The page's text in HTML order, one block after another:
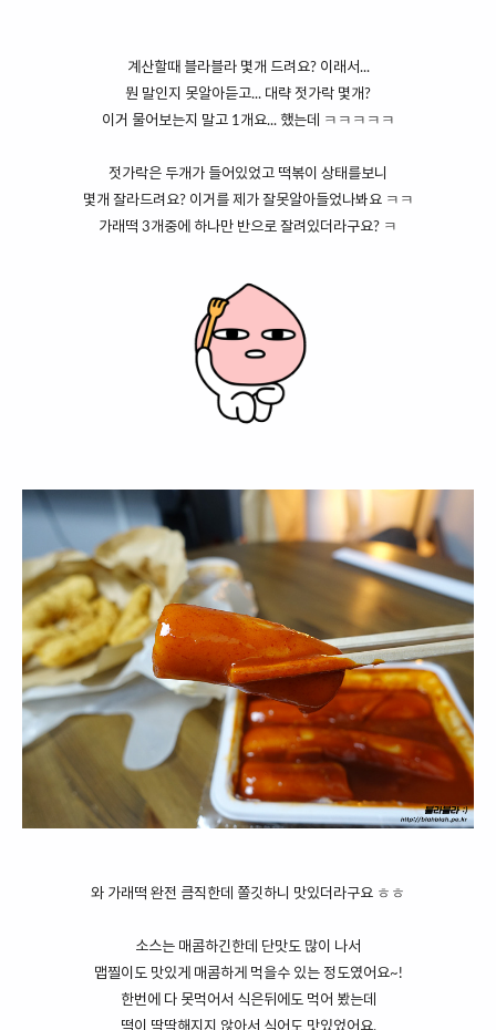
계산할때 블라블라 몇개 드려요? 이래서...
뭔 말인지 못알아듣고... 대략 젓가락 몇개?
이거 물어보는지 말고 1개요... 했는데 ㅋㅋㅋㅋㅋ
젓가락은 두개가 들어있었고 떡볶이 상태를보니
몇개 잘라드려요? 이거를 제가 잘못알아들었나봐요 ㅋㅋ
가래떡 3개중에 하나만 반으로 잘려있더라구요? ㅋ
와 가래떡 완전 큼직한데 쫄깃하니 맛있더라구요 ㅎㅎ
소스는 매콤하긴한데 단맛도 많이 나서
맵찔이도 맛있게 매콤하게 먹을수 있는 정도였어요~!
한번에 다 못먹어서 식은뒤에도 먹어 봤는데